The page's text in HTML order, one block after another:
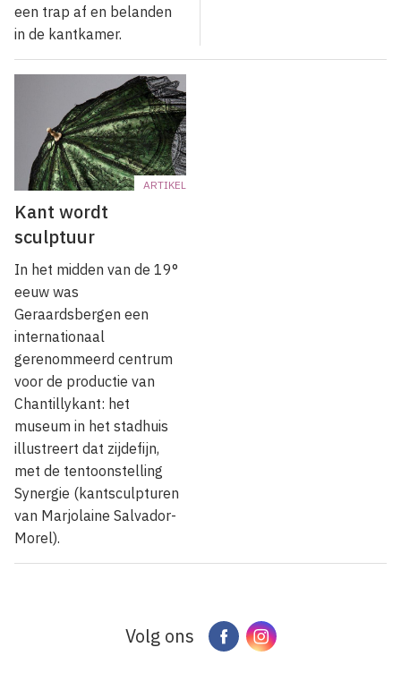
een trap af en belanden
in de kantkamer.
ARTIKEL
Kant wordt
sculptuur
In het midden van de 19°
eeuw was
Geraardsbergen een
internationaal
gerenommeerd centrum
voor de productie van
Chantillykant: het
museum in het stadhuis
illustreert dat zijdefijn,
met de tentoonstelling
Synergie (kantsculpturen
van Marjolaine Salvador-
Morel).
Volg ons FacebookInstagram